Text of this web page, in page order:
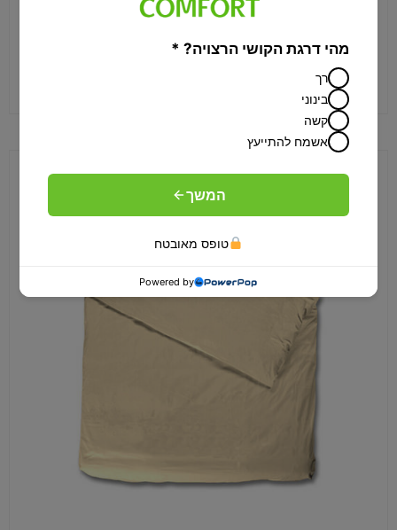
₪
480
–
₪
מהי דרגת הקושי הרצויה? *
רך
בינוני
קשה
אשמח להתייעץ
המשך
טופס מאובטח
Powered by